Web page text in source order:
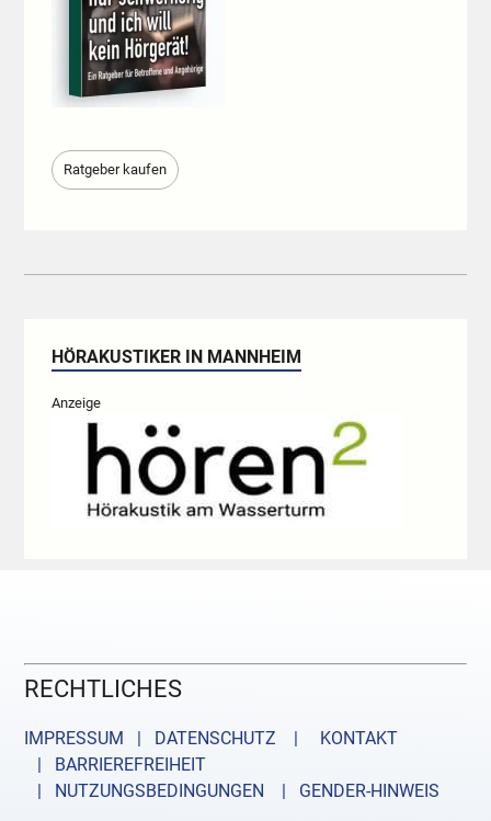
Ratgeber kaufen
HÖRAKUSTIKER IN MANNHEIM
Anzeige
RECHTLICHES
IMPRESSUM | DATENSCHUTZ |
KONTAKT
| BARRIEREFREIHEIT
| NUTZUNGSBEDINGUNGEN
| GENDER-HINWEIS